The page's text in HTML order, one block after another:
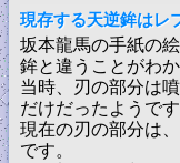
現存する天逆鉾はレ
坂本龍馬の手紙の
鉾と違うことがわか
当時、刃の部分は
だけだったようです
現在の刃の部分は
です。